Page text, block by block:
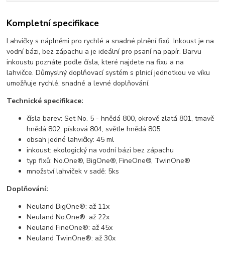
Kompletní specifikace
Lahvičky s náplněmi pro rychlé a snadné plnění fixů. Inkoust je na
vodní bázi, bez zápachu a je ideální pro psaní na papír. Barvu
inkoustu poznáte podle čísla, které najdete na fixu a na
lahvičce. Důmyslný doplňovací systém s plnicí jednotkou ve víku
umožňuje rychlé, snadné a levné doplňování.
Technické specifikace:
čísla barev: Set No. 5 - hnědá 800, okrově zlatá 801, tmavě
hnědá 802, písková 804, světle hnědá 805
obsah jedné lahvičky: 45 ml
inkoust: ekologický na vodní bázi bez zápachu
typ fixů: No.One®, BigOne®, FineOne®, TwinOne®
množství lahviček v sadě: 5ks
Doplňování:
Neuland BigOne®: až 11x
Neuland No.One®: až 22x
Neuland FineOne®: až 45x
Neuland TwinOne®: až 30x